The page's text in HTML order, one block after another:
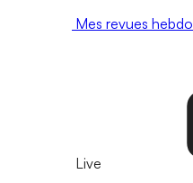
Mes revues hebdo
Live